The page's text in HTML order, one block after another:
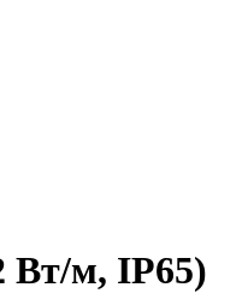
Вт/м, IP65)